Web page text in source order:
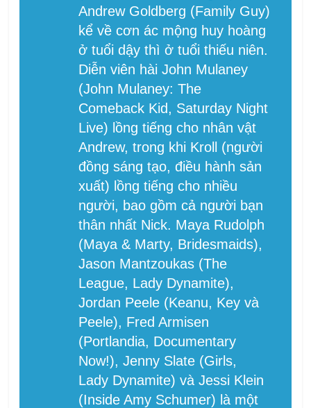
Andrew Goldberg (Family Guy)
kể về cơn ác mộng huy hoàng
ở tuổi dậy thì ở tuổi thiếu niên.
Diễn viên hài John Mulaney
(John Mulaney: The
Comeback Kid, Saturday Night
Live) lồng tiếng cho nhân vật
Andrew, trong khi Kroll (người
đồng sáng tạo, điều hành sản
xuất) lồng tiếng cho nhiều
người, bao gồm cả người bạn
thân nhất Nick. Maya Rudolph
(Maya & Marty, Bridesmaids),
Jason Mantzoukas (The
League, Lady Dynamite),
Jordan Peele (Keanu, Key và
Peele), Fred Armisen
(Portlandia, Documentary
Now!), Jenny Slate (Girls,
Lady Dynamite) và Jessi Klein
(Inside Amy Schumer) là một